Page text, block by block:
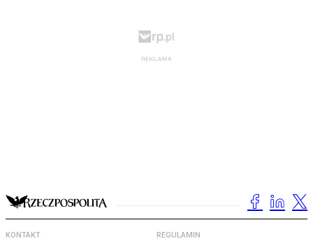
KONTAKT REGULAMIN